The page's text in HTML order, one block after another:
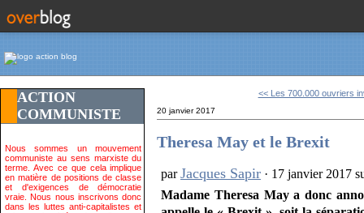
ACTION
COMMUNISTE
Nous sommes un mouvement
communiste au sens marxiste du
terme. Avec ce que cela implique
en matière de positions de classe
et d'exigences de démocratie
vraie. Nous nous inscrivons donc
dans les luttes anti-capitalistes et
<< Les 700.000 ouvriers
20 janvier 2017
Theresa May et le Brexit
parJacques Sapir · 17 janvier 2017
Madame Theresa May a donc